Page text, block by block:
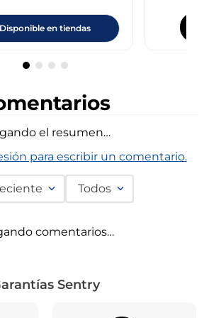
Disponible en tiendas
el resumen…
para escribir un comentario.
Todos
comentarios…
Sentry